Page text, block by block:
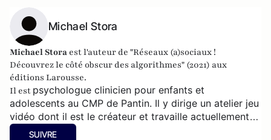
Michael Stora
Michael Stora est l'auteur de "Réseaux (a)sociaux !
Découvrez le côté obscur des algorithmes" (2021) aux
éditions Larousse.
Il est psychologue clinicien pour enfants et
adolescents au CMP de Pantin. Il y dirige un atelier jeu
vidéo dont il est le créateur et travaille actuellement
sur un livre concernant les femmes et le virtuel.
SUIVRE